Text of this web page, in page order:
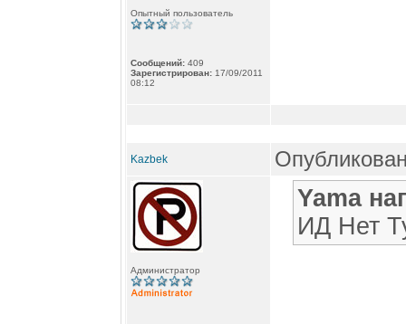
Опытный пользователь
Сообщений: 409
Зарегистрирован: 17/09/2011
08:12
Kazbek
Администратор
Yama
ИД Нет